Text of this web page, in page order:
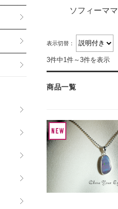
ソフィーママ
表示切替：
3件中1件～3件を表示
商品一覧